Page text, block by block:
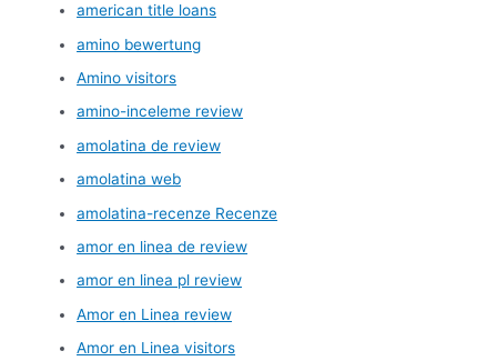
american title loans
amino bewertung
Amino visitors
amino-inceleme review
amolatina de review
amolatina web
amolatina-recenze Recenze
amor en linea de review
amor en linea pl review
Amor en Linea review
Amor en Linea visitors